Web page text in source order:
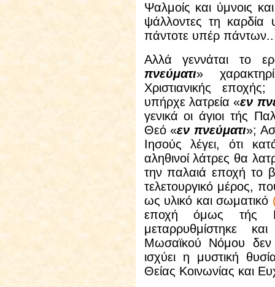
Ψαλμοίς και ύμνοις
ψάλλοντες τη καρδία
πάντοτε υπέρ
Αλλά γεννάται το
πνεύματι»
Χριστιανικής
υπήρχε λατρεία «εν
γενικά οι άγιοι τής
Θεό «εν πνεύματι»;
Ιησούς λέγει, ότι
αληθινοί λάτρες θα
την παλαιά εποχή το
τελετουργικό μέρος,
ως υλικό και σωματικό
εποχή όμως τής
μεταρρυθμίστηκε
Μωσαϊκού Νόμου δεν
ισχύει η μυστική
Θείας Κοινωνίας και